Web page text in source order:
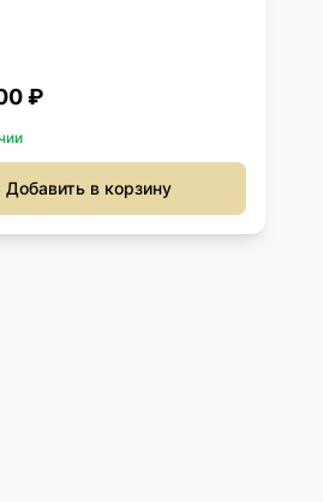
₽
Добавить в корзину